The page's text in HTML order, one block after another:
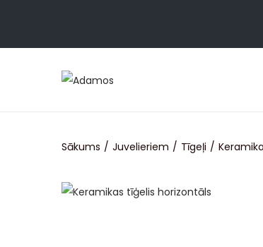
Sākums / Juvelieriem / Tīgeļi /